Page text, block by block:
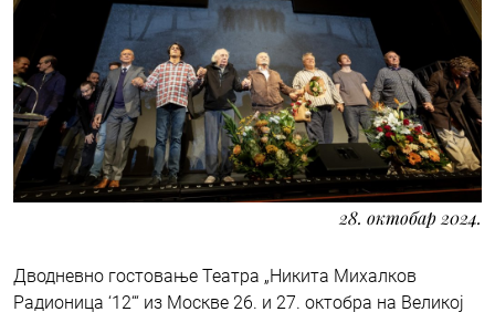
28. октобар 2024.
Дводневно гостовање Театра „Никита Михалков
Радионица ‘12‘“ из Москве 26. и 27. октобра на Великој